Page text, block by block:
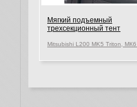
Мягкий подъемный
трехсекционный тент